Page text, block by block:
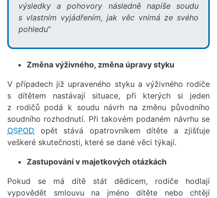
výsledky a pohovory následně napíše soudu
s vlastním vyjádřením, jak věc vnímá ze svého
pohledu“
Změna výživného, změna úpravy styku
V případech již upraveného styku a výživného rodiče
s dítětem nastávají situace, při kterých si jeden
z rodičů podá k soudu návrh na změnu původního
soudního rozhodnutí. Při takovém podaném návrhu se
OSPOD opět stává opatrovníkem dítěte a zjišťuje
veškeré skutečnosti, které se dané věci týkají.
Zastupování v majetkových otázkách
Pokud se má dítě stát dědicem, rodiče hodlají
vypovědět smlouvu na jméno dítěte nebo chtějí